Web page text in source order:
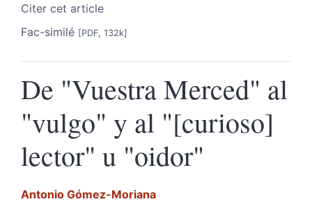
Citer cet article
Fac-similé [PDF, 132k]
De "Vuestra Merced" al
"vulgo" y al "[curioso]
lector" u "oidor"
Antonio Gómez-Moriana